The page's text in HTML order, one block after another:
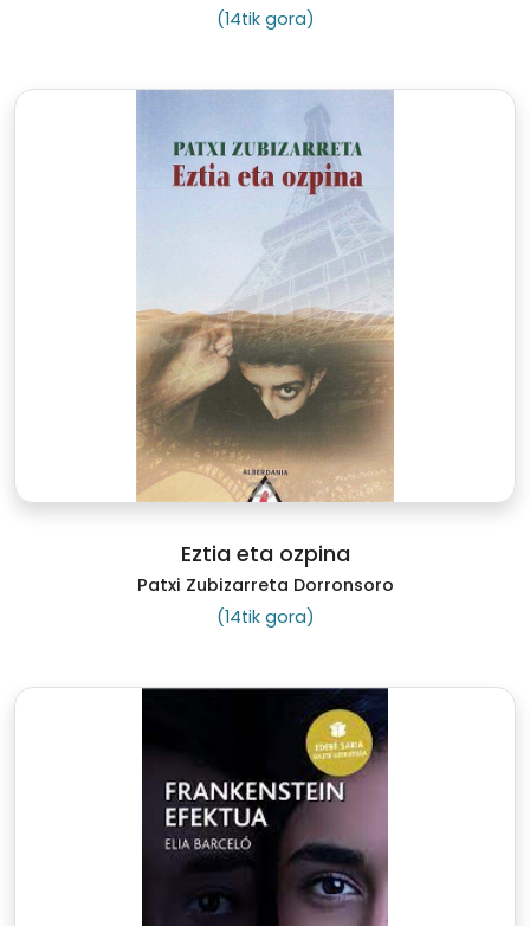
(14tik gora)
Eztia eta ozpina
Patxi Zubizarreta Dorronsoro
(14tik gora)